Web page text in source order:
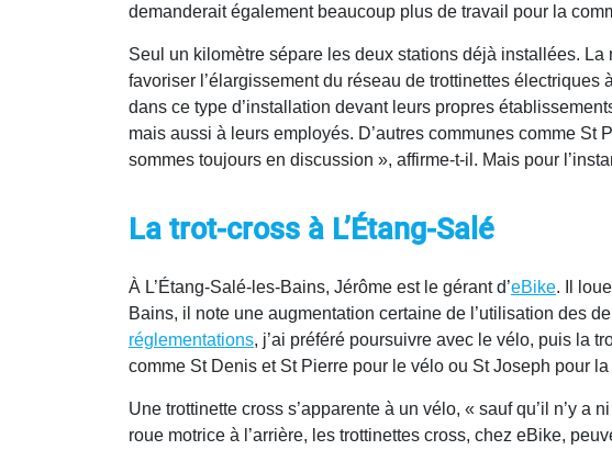
demanderait également beaucoup plus de travail pour la
Seul un kilomètre sépare les deux stations déjà installées.
favoriser l’élargissement du réseau de trottinettes
dans ce type d’installation devant leurs propres
mais aussi à leurs employés. D’autres communes comme
sommes toujours en discussion », affirme-t-il. Mais pour
La trot-cross à L’Étang-Salé
À L’Étang-Salé-les-Bains, Jérôme est le gérant d’eBike. Il
Bains, il note une augmentation certaine de l’utilisation des
réglementations, j’ai préféré poursuivre avec le vélo, puis la
comme St Denis et St Pierre pour le vélo ou St Joseph pour
Une trottinette cross s’apparente à un vélo, « sauf qu’il n’y
roue motrice à l’arrière, les trottinettes cross, chez eBike,